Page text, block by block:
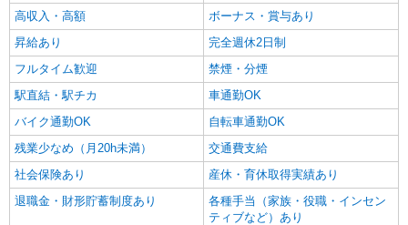
高収入・高額
ボーナス・賞与あり
昇給あり
完全週休2日制
フルタイム歓迎
禁煙・分煙
駅直結・駅チカ
車通勤OK
バイク通勤OK
自転車通勤OK
残業少なめ（月20h未満）
交通費支給
社会保険あり
産休・育休取得実績あり
退職金・財形貯蓄制度あり
各種手当（家族・役職・インセン
ティブなど）あり